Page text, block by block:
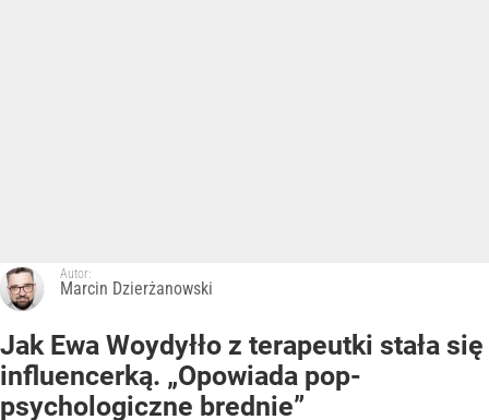
Autor:
Marcin Dzierżanowski
Jak Ewa Woydyłło z terapeutki stała się
influencerką. „Opowiada pop-
psychologiczne brednie”